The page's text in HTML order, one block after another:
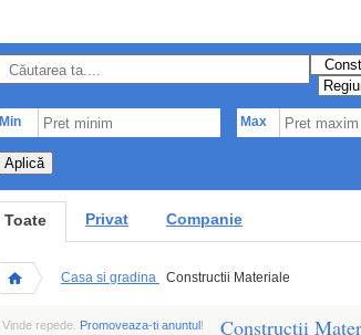
Min Max
Aplică
Toate Privat Companie
Casa si gradina Constructii Materiale
Vinde repede. Promoveaza-ti anuntul! Constructii